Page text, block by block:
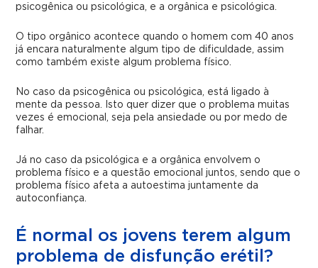
psicogênica ou psicológica, e a orgânica e psicológica.
O tipo orgânico acontece quando o homem com 40 anos
já encara naturalmente algum tipo de dificuldade, assim
como também existe algum problema físico.
No caso da psicogênica ou psicológica, está ligado à
mente da pessoa. Isto quer dizer que o problema muitas
vezes é emocional, seja pela ansiedade ou por medo de
falhar.
Já no caso da psicológica e a orgânica envolvem o
problema físico e a questão emocional juntos, sendo que o
problema físico afeta a autoestima juntamente da
autoconfiança.
É normal os jovens terem algum
problema de disfunção erétil?